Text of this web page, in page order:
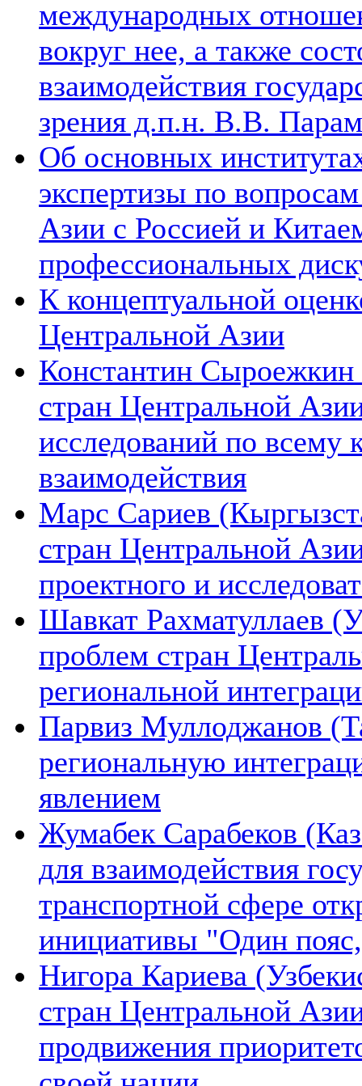
международных
вокруг нее, а также
взаимодействия
зрения д.п.н. В.В.
Об основных
экспертизы по
Азии с Россией и
профессиональных
К концептуальной
Центральной Азии
Константин Сыроежкин
стран Центральной
исследований по всему
взаимодействия
Марс Сариев
стран Центральной
проектного и
Шавкат Рахматуллаев
проблем стран
региональной
Парвиз Муллоджанов
региональную
явлением
Жумабек Сарабеков
для взаимодействия
транспортной сфере
инициативы "Один
Нигора Кариева
стран Центральной
продвижения